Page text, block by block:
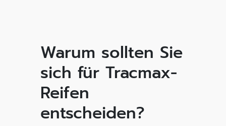
Warum sollten Sie
sich für Tracmax-
Reifen
entscheiden?